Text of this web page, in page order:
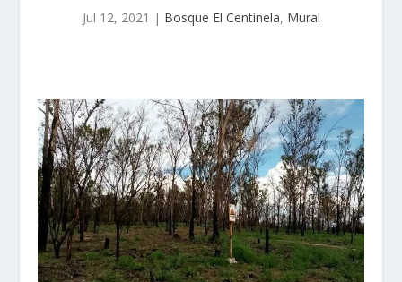
Jul 12, 2021 | Bosque El Centinela, Mural